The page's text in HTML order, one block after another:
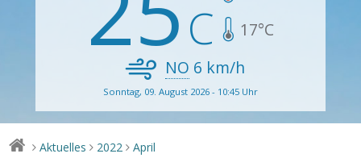
17°C
NO 6 km/h
Sonntag, 09. August 2026 - 10:45 Uhr
> Aktuelles > 2022 > April